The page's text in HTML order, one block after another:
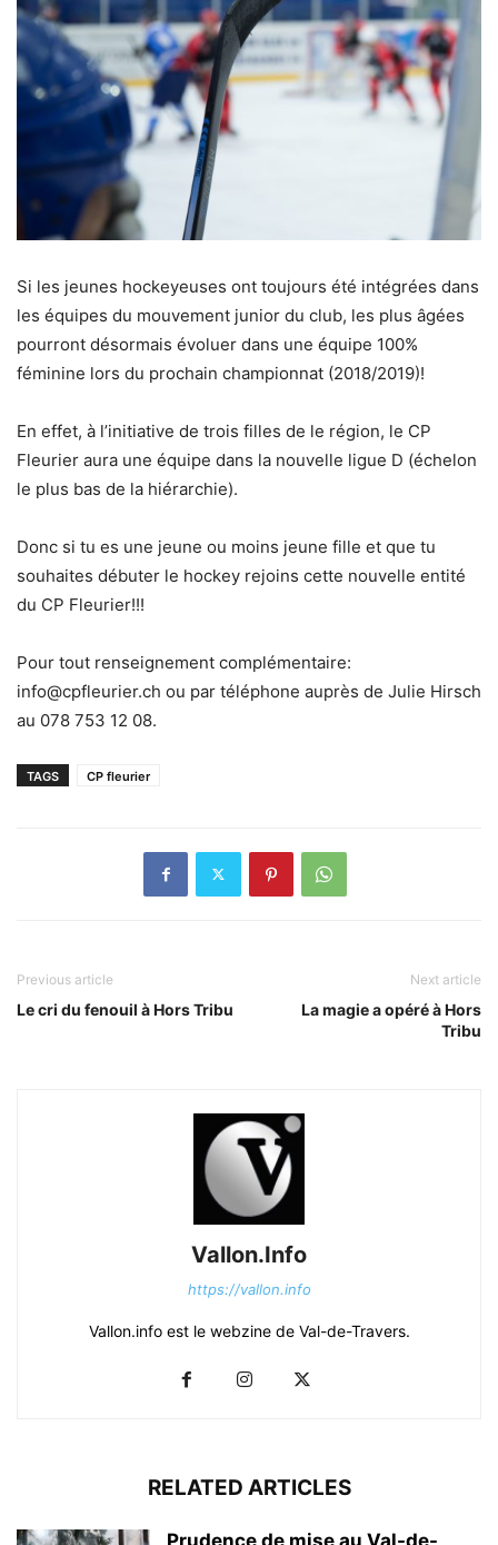
Si les jeunes hockeyeuses ont toujours été intégrées dans
les équipes du mouvement junior du club, les plus âgées
pourront désormais évoluer dans une équipe 100%
féminine lors du prochain championnat (2018/2019)!
En effet, à l’initiative de trois filles de le région, le CP
Fleurier aura une équipe dans la nouvelle ligue D (échelon
le plus bas de la hiérarchie).
Donc si tu es une jeune ou moins jeune fille et que tu
souhaites débuter le hockey rejoins cette nouvelle entité
du CP Fleurier!!!
Pour tout renseignement complémentaire:
info@cpfleurier.ch ou par téléphone auprès de Julie Hirsch
au 078 753 12 08.
TAGS CP fleurier
Previous article
Le cri du fenouil à Hors Tribu
Next article
La magie a opéré à Hors
Tribu
Vallon.Info
https://vallon.info
Vallon.info est le webzine de Val-de-Travers.
RELATED ARTICLES
Prudence de mise au Val-de-